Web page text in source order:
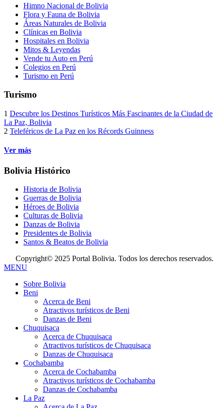
Himno Nacional de Bolivia
Flora y Fauna de Bolivia
Áreas Naturales de Bolivia
Clínicas en Bolivia
Hospitales en Bolivia
Mitos & Leyendas
Vende tu Auto en Perú
Colegios en Perú
Turismo en Perú
Turismo
1 Descubre los Destinos Turísticos Más Fascinantes de la Ciudad de
La Paz, Bolivia
2 Teleféricos de La Paz en los Récords Guinness
Ver más
Bolivia Histórico
Historia de Bolivia
Guerras de Bolivia
Héroes de Bolivia
Culturas de Bolivia
Danzas de Bolivia
Presidentes de Bolivia
Santos & Beatos de Bolivia
Copyright© 2025 Portal Bolivia. Todos los derechos reservados.
MENU
Sobre Bolivia
Beni
Acerca de Beni
Atractivos turísticos de Beni
Danzas de Beni
Chuquisaca
Acerca de Chuquisaca
Atractivos turísticos de Chuquisaca
Danzas de Chuquisaca
Cochabamba
Acerca de Cochabamba
Atractivos turísticos de Cochabamba
Danzas de Cochabamba
La Paz